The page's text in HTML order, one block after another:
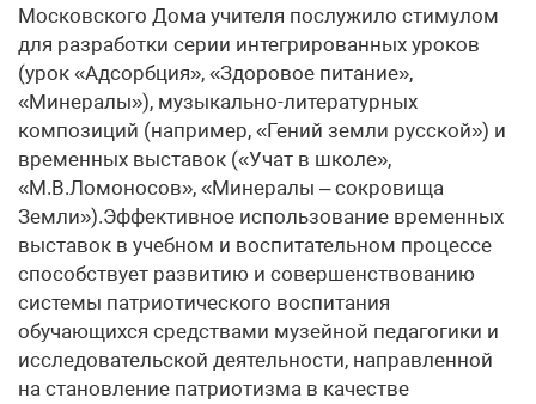
Московского Дома учителя послужило стимулом
для разработки серии интегрированных уроков
(урок «Адсорбция», «Здоровое питание»,
«Минералы»), музыкально-литературных
композиций (например, «Гений земли русской») и
временных выставок («Учат в школе»,
«М.В.Ломоносов», «Минералы – сокровища
Земли»).Эффективное использование временных
выставок в учебном и воспитательном процессе
способствует развитию и совершенствованию
системы патриотического воспитания
обучающихся средствами музейной педагогики и
исследовательской деятельности, направленной
на становление патриотизма в качестве